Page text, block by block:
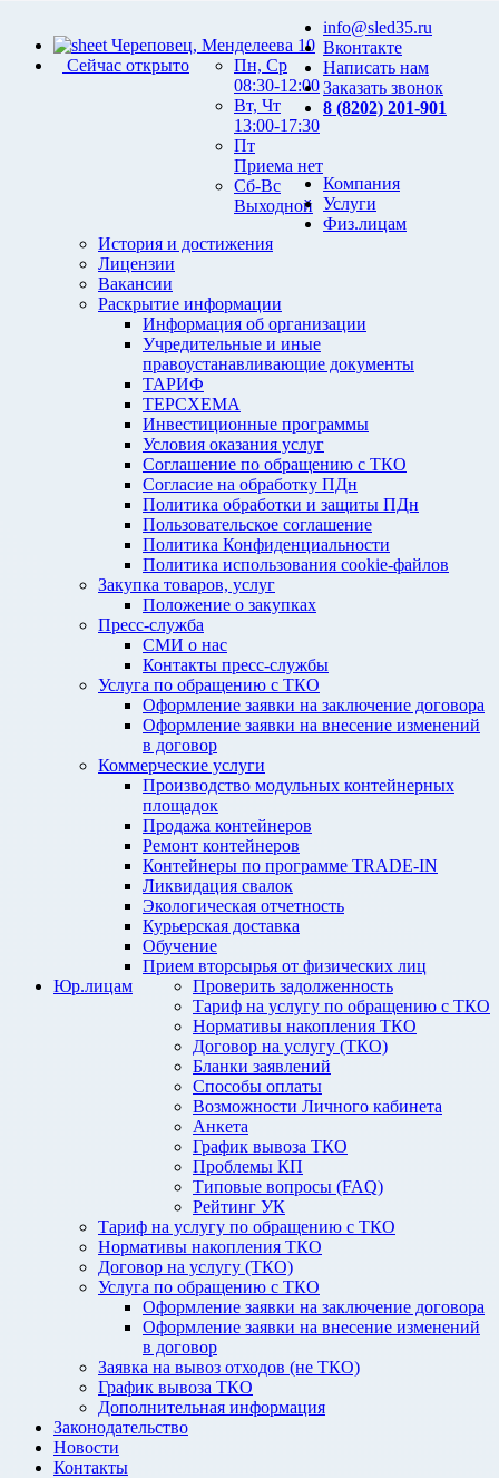
Череповец, Менделеева 10
Сейчас открыто
Пн, Ср
08:30-12:00
Вт, Чт
13:00-17:30
Пт
Приема нет
Сб-Вс
Выходной
info@sled35.ru
Вконтакте
Написать нам
Заказать звонок
8 (8202) 201-901
Компания
История и достижения
Лицензии
Вакансии
Раскрытие информации
Информация об организации
Учредительные и иные
правоустанавливающие документы
ТАРИФ
ТЕРСХЕМА
Инвестиционные программы
Условия оказания услуг
Соглашение по обращению с ТКО
Согласие на обработку ПДн
Политика обработки и защиты ПДн
Пользовательское соглашение
Политика Конфиденциальности
Политика использования cookie-файлов
Закупка товаров, услуг
Положение о закупках
Пресс-служба
СМИ о нас
Контакты пресс-службы
Услуги
Услуга по обращению с ТКО
Оформление заявки на заключение договора
Оформление заявки на внесение изменений
в договор
Коммерческие услуги
Производство модульных контейнерных
площадок
Продажа контейнеров
Ремонт контейнеров
Контейнеры по программе TRADE-IN
Ликвидация свалок
Экологическая отчетность
Курьерская доставка
Обучение
Прием вторсырья от физических лиц
Физ.лицам
Проверить задолженность
Тариф на услугу по обращению с ТКО
Нормативы накопления ТКО
Договор на услугу (ТКО)
Бланки заявлений
Способы оплаты
Возможности Личного кабинета
Анкета
График вывоза ТКО
Проблемы КП
Типовые вопросы (FAQ)
Рейтинг УК
Юр.лицам
Тариф на услугу по обращению с ТКО
Нормативы накопления ТКО
Договор на услугу (ТКО)
Услуга по обращению с ТКО
Оформление заявки на заключение договора
Оформление заявки на внесение изменений
в договор
Заявка на вывоз отходов (не ТКО)
График вывоза ТКО
Дополнительная информация
Законодательство
Новости
Контакты